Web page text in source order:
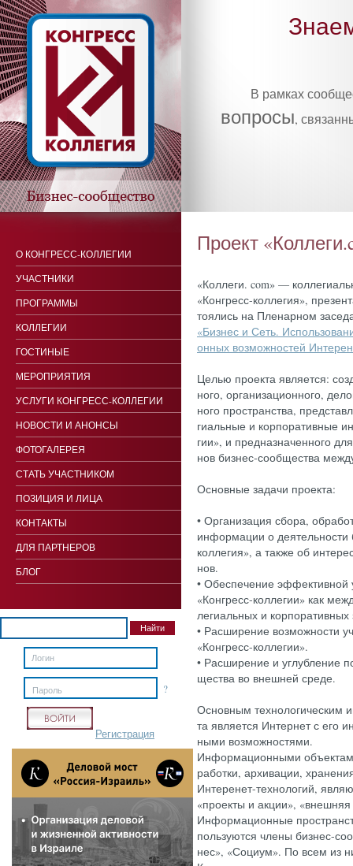
В рамках
вопросы,
Проект
«Кол­ле­ги. com» —
«Кон­гресс-кол­ле­гия»,
то­ялись на Пле­нар­ном
«Биз­нес и Сеть.
он­ных воз­можнос­тей
Целью про­ек­та яв­ля­ет­ся:
но­го, ор­га­низа­ци­он­но­го,
но­го прос­транс­тва,
ги­аль­ные и кор­по­ратив­ные
гии», и пред­назна­чен­но­го
нов биз­нес-со­об­щес­тва
Ос­новные за­дачи про­ек­та:
• Ор­га­низа­ция сбо­ра,
ин­форма­ции о де­ятель­нос­ти
кол­ле­гия», а так­же об
нов.
• Обес­пе­чение эф­фектив­ной
«Кон­гресс-кол­ле­гии» как
ле­ги­аль­ных и кор­по­ратив­ных
• Рас­ши­рение воз­можнос­ти
«Кон­гресс-кол­ле­гии».
• Рас­ши­рение и уг­лубле­ние
щес­тва во внеш­ней сре­де.
Ос­новным тех­но­логи­чес­ким
та яв­ля­ет­ся Ин­тернет с
ны­ми воз­можнос­тя­ми.
Ин­форма­ци­он­ны­ми
ра­бот­ки, ар­хи­вации,
Ин­те­ренет-тех­но­логий,
«про­ек­ты и ак­ции»,
Ин­форма­ци­он­ные
поль­зу­ют­ся чле­ны биз­нес-
нес», «Со­ци­ум». По всем из
О КОНГРЕСС-КОЛЛЕГИИ
УЧАСТНИКИ
ПРОГРАММЫ
КОЛЛЕГИИ
ГОСТИНЫЕ
МЕРОПРИЯТИЯ
УСЛУГИ КОНГРЕСС-КОЛЛЕГИИ
НОВОСТИ И АНОНСЫ
ФОТОГАЛЕРЕЯ
СТАТЬ УЧАСТНИКОМ
ПОЗИЦИЯ И ЛИЦА
КОНТАКТЫ
ДЛЯ ПАРТНЕРОВ
БЛОГ
?
Пароль
Регистрация